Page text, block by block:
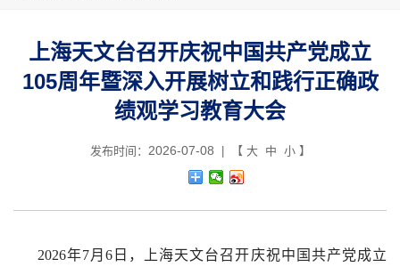
上海天文台召开庆祝中国共产党成立
105周年暨深入开展树立和践行正确政
绩观学习教育大会
发布时间： 2026-07-08 | 【 大 中 小】
2026年7月 6日，上海天文台召开庆祝中国共产党成立